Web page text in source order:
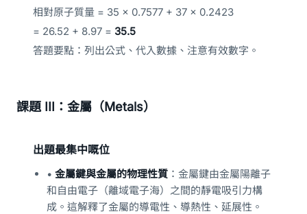
相對原子質量 = 35 × 0.7577 + 37 × 0.2423
= 26.52 + 8.97 = 35.5
答題要點：列出公式、代入數據、注意有效數字。
課題 III：金屬（Metals）
出題最集中嘅位
• 金屬鍵與金屬的物理性質 ：金屬鍵由金屬陽離子
和自由電子（離域電子海）之間的靜電吸引力構
成。這解釋了金屬的導電性、導熱性、延展性。